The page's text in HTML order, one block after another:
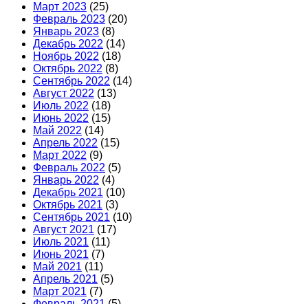
Март 2023 (25)
Февраль 2023 (20)
Январь 2023 (8)
Декабрь 2022 (14)
Ноябрь 2022 (18)
Октябрь 2022 (8)
Сентябрь 2022 (14)
Август 2022 (13)
Июль 2022 (18)
Июнь 2022 (15)
Май 2022 (14)
Апрель 2022 (15)
Март 2022 (9)
Февраль 2022 (5)
Январь 2022 (4)
Декабрь 2021 (10)
Октябрь 2021 (3)
Сентябрь 2021 (10)
Август 2021 (17)
Июль 2021 (11)
Июнь 2021 (7)
Май 2021 (11)
Апрель 2021 (5)
Март 2021 (7)